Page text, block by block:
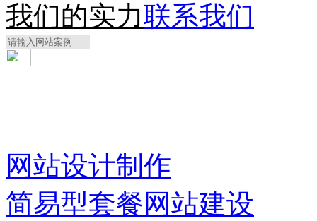
我们的实力联系我们
网站设计制作
简易型套餐网站建设